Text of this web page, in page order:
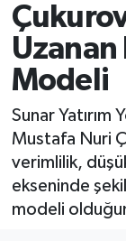
Modeli
Sunar Yatırım
Mustafa Nuri
verimlilik,
ekseninde
modeli
Haber
Magazin
Özel
Resmi
Sağlık
Haber